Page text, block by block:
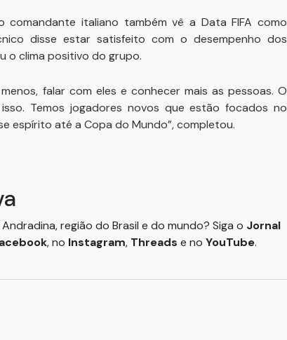
italiano também vê a Data FIFA como
disse estar satisfeito com o desempenho dos
o clima positivo do grupo.
falar com eles e conhecer mais as pessoas. O
Temos jogadores novos que estão focados no
espírito até a Copa do Mundo”, completou.
região do Brasil e do mundo? Siga o Jornal
, no Instagram, Threads e no YouTube.